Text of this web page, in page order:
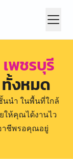
เพชรบุรี
ทั้งหมด
นำ ในพื้นที่ใกล้
ให้คุณได้งานไว
าชีพรอคุณอยู่